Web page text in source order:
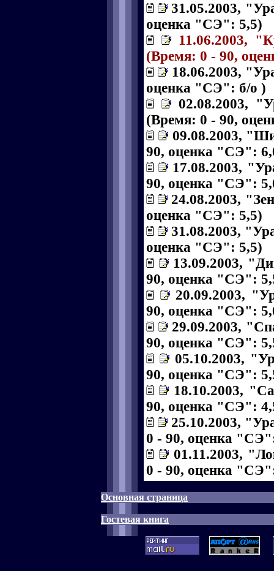
31.05.2003,
оценка "СЭ": 5,5)
11.06.2003,
(Время: 0 - 90,
18.06.2003,
оценка "СЭ": б/о )
02.08.2003,
(Время: 0 - 90,
09.08.2003,
90, оценка "СЭ":
17.08.2003,
90, оценка "СЭ":
24.08.2003,
оценка "СЭ": 5,5)
31.08.2003,
оценка "СЭ": 5,5)
13.09.2003,
90, оценка "СЭ":
20.09.2003,
90, оценка "СЭ":
29.09.2003,
90, оценка "СЭ":
05.10.2003,
90, оценка "СЭ":
18.10.2003,
90, оценка "СЭ":
25.10.2003,
0 - 90, оценка
01.11.2003,
0 - 90, оценка
Основная страница
Гостевая книга